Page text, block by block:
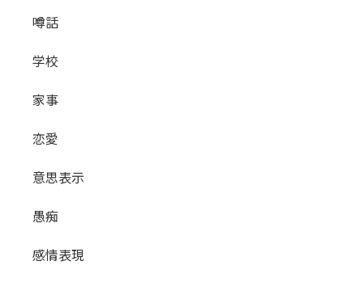
噂話
学校
家事
恋愛
意思表示
愚痴
感情表現